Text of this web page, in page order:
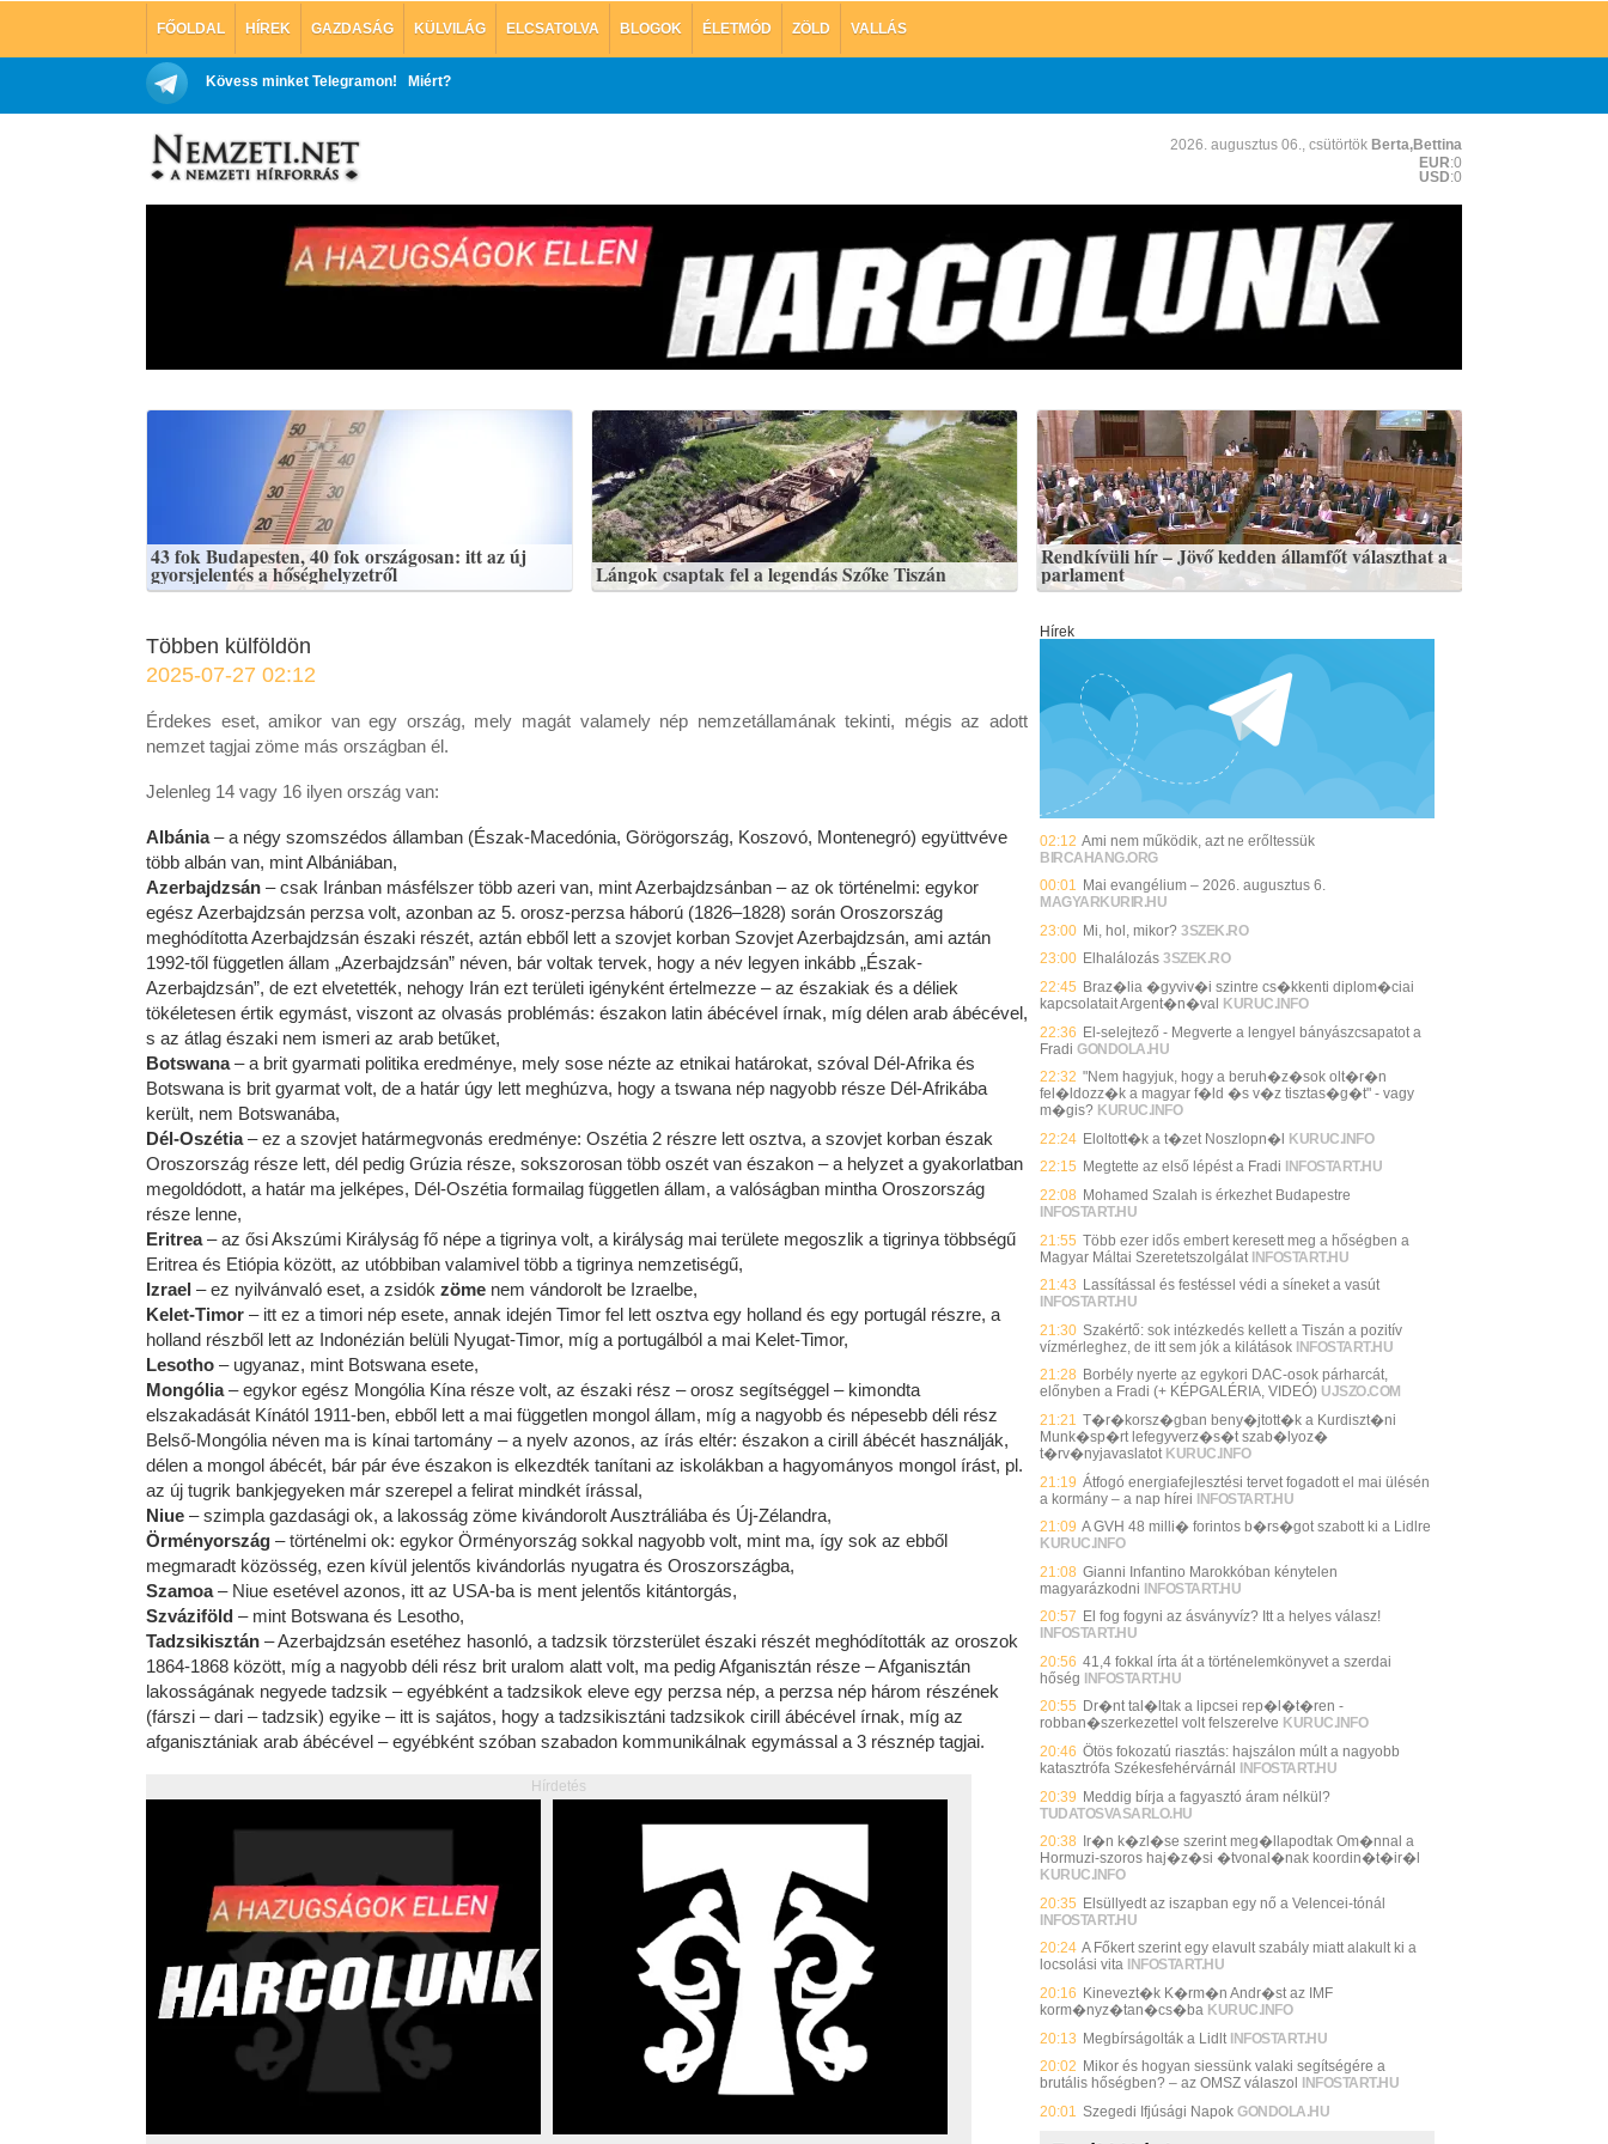
FŐOLDAL HÍREK GAZDASÁG KÜLVILÁG ELCSATOLVA BLOGOK ÉLETMÓD ZÖLD VALLÁS
Kövess minket Telegramon! Miért?
2026. augusztus 06., csütörtök Berta,Bettina
EUR:0
USD:0
43 fok Budapesten, 40 fok országosan: itt az új
gyorsjelentés a hőséghelyzetről Lángok csaptak fel a legendás Szőke Tiszán
Rendkívüli hír – Jövő kedden államfőt választhat a
parlament
Többen külföldön
2025-07-27 02:12
Érdekes eset, amikor van egy ország, mely magát valamely nép nemzetállamának tekinti, mégis az adott
nemzet tagjai zöme más országban él.
Jelenleg 14 vagy 16 ilyen ország van:
Albánia– a négy szomszédos államban (Észak-Macedónia, Görögország, Koszovó, Montenegró) együttvéve
több albán van, mint Albániában,
Azerbajdzsán – csak Iránban másfélszer több azeri van, mint Azerbajdzsánban – az ok történelmi: egykor
egész Azerbajdzsán perzsa volt, azonban az 5. orosz-perzsa háború (1826–1828) során Oroszország
meghódította Azerbajdzsán északi részét, aztán ebből lett a szovjet korban Szovjet Azerbajdzsán, ami aztán
1992-től független állam „Azerbajdzsán” néven, bár voltak tervek, hogy a név legyen inkább „Észak-
Azerbajdzsán”, de ezt elvetették, nehogy Irán ezt területi igényként értelmezze – az északiak és a déliek
tökéletesen értik egymást, viszont az olvasás problémás: északon latin ábécével írnak, míg délen arab ábécével,
s az átlag északi nem ismeri az arab betűket,
Botswana– a brit gyarmati politika eredménye, mely sose nézte az etnikai határokat, szóval Dél-Afrika és
Botswana is brit gyarmat volt, de a határ úgy lett meghúzva, hogy a tswana nép nagyobb része Dél-Afrikába
került, nem Botswanába,
Dél-Oszétia– ez a szovjet határmegvonás eredménye: Oszétia 2 részre lett osztva, a szovjet korban észak
Oroszország része lett, dél pedig Grúzia része, sokszorosan több oszét van északon – a helyzet a gyakorlatban
megoldódott, a határ ma jelképes, Dél-Oszétia formailag független állam, a valóságban mintha Oroszország
része lenne,
Eritrea– az ősi Akszúmi Királyság fő népe a tigrinya volt, a királyság mai területe megoszlik a tigrinya többségű
Eritrea és Etiópia között, az utóbbiban valamivel több a tigrinya nemzetiségű,
Izrael – ez nyilvánvaló eset, a zsidók zöme nem vándorolt be Izraelbe,
Kelet-Timor – itt ez a timori nép esete, annak idején Timor fel lett osztva egy holland és egy portugál részre, a
holland részből lett az Indonézián belüli Nyugat-Timor, míg a portugálból a mai Kelet-Timor,
Lesotho – ugyanaz, mint Botswana esete,
Mongólia– egykor egész Mongólia Kína része volt, az északi rész – orosz segítséggel – kimondta
elszakadását Kínától 1911-ben, ebből lett a mai független mongol állam, míg a nagyobb és népesebb déli rész
Belső-Mongólia néven ma is kínai tartomány – a nyelv azonos, az írás eltér: északon a cirill ábécét használják,
délen a mongol ábécét, bár pár éve északon is elkezdték tanítani az iskolákban a hagyományos mongol írást, pl.
az új tugrik bankjegyeken már szerepel a felirat mindkét írással,
Niue – szimpla gazdasági ok, a lakosság zöme kivándorolt Ausztráliába és Új-Zélandra,
Örményország – történelmi ok: egykor Örményország sokkal nagyobb volt, mint ma, így sok az ebből
megmaradt közösség, ezen kívül jelentős kivándorlás nyugatra és Oroszországba,
Szamoa– Niue esetével azonos, itt az USA-ba is ment jelentős kitántorgás,
Szváziföld – mint Botswana és Lesotho,
Tadzsikisztán – Azerbajdzsán esetéhez hasonló, a tadzsik törzsterület északi részét meghódították az oroszok
1864-1868 között, míg a nagyobb déli rész brit uralom alatt volt, ma pedig Afganisztán része – Afganisztán
lakosságának negyede tadzsik – egyébként a tadzsikok eleve egy perzsa nép, a perzsa nép három részének
(fárszi – dari – tadzsik) egyike – itt is sajátos, hogy a tadzsikisztáni tadzsikok cirill ábécével írnak, míg az
afganisztániak arab ábécével – egyébként szóban szabadon kommunikálnak egymással a 3 résznép tagjai.
Hírdetés
Hírek
02:12 Ami nem működik, azt ne erőltessük
BIRCAHANG.ORG
00:01 Mai evangélium – 2026. augusztus 6.
MAGYARKURIR.HU
23:00 Mi, hol, mikor? 3SZEK.RO
23:00 Elhalálozás 3SZEK.RO
22:45 Braz�lia �gyviv�i szintre cs�kkenti diplom�ciai
kapcsolatait Argent�n�val KURUC.INFO
22:36 El-selejtező - Megverte a lengyel bányászcsapatot a
Fradi GONDOLA.HU
22:32 "Nem hagyjuk, hogy a beruh�z�sok olt�r�n
fel�ldozz�k a magyar f�ld �s v�z tisztas�g�t" - vagy
m�gis? KURUC.INFO
22:24 Eloltott�k a t�zet Noszlopn�l KURUC.INFO
22:15 Megtette az első lépést a Fradi
INFOSTART.HU
22:08 Mohamed Szalah is érkezhet Budapestre
INFOSTART.HU
21:55 Több ezer idős embert keresett meg a hőségben a
Magyar Máltai Szeretetszolgálat INFOSTART.HU
21:43 Lassítással és festéssel védi a síneket a vasút
INFOSTART.HU
21:30 Szakértő: sok intézkedés kellett a Tiszán a pozitív
vízmérleghez, de itt sem jók a kilátások INFOSTART.HU
21:28 Borbély nyerte az egykori DAC-osok párharcát,
előnyben a Fradi (+ KÉPGALÉRIA, VIDEÓ) UJSZO.COM
21:21 T�r�korsz�gban beny�jtott�k a Kurdiszt�ni
Munk�sp�rt lefegyverz�s�t szab�lyoz�
t�rv�nyjavaslatot KURUC.INFO
21:19 Átfogó energiafejlesztési tervet fogadott el mai ülésén
a kormány – a nap hírei INFOSTART.HU
21:09 A GVH 48 milli� forintos b�rs�got szabott ki a Lidlre
KURUC.INFO
21:08 Gianni Infantino Marokkóban kénytelen
magyarázkodni INFOSTART.HU
20:57 El fog fogyni az ásványvíz? Itt a helyes válasz!
INFOSTART.HU
20:56 41,4 fokkal írta át a történelemkönyvet a szerdai
hőség INFOSTART.HU
20:55 Dr�nt tal�ltak a lipcsei rep�l�t�ren -
robban�szerkezettel volt felszerelve KURUC.INFO
20:46 Ötös fokozatú riasztás: hajszálon múlt a nagyobb
katasztrófa Székesfehérvárnál
INFOSTART.HU
20:39 Meddig bírja a fagyasztó áram nélkül?
TUDATOSVASARLO.HU
20:38
Ir�n k�zl�se szerint meg�llapodtak Om�nnal a
Hormuzi-szoros haj�z�si �tvonal�nak koordin�t�ir�l
KURUC.INFO
20:35 Elsüllyedt az iszapban egy nő a Velencei-tónál
INFOSTART.HU
20:24 A Főkert szerint egy elavult szabály miatt alakult ki a
locsolási vita INFOSTART.HU
20:16 Kinevezt�k K�rm�n Andr�st az IMF
korm�nyz�tan�cs�ba KURUC.INFO
20:13 Megbírságolták a Lidlt INFOSTART.HU
20:02 Mikor és hogyan siessünk valaki segítségére a
brutális hőségben? – az OMSZ válaszol
INFOSTART.HU
20:01 Szegedi Ifjúsági Napok GONDOLA.HU